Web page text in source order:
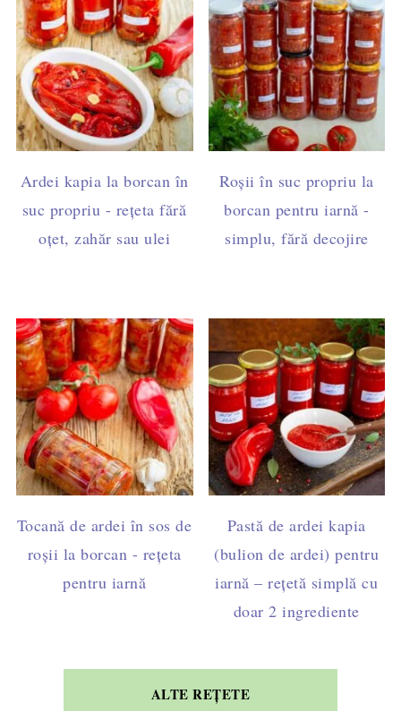
Ardei kapia la borcan în
suc propriu - rețeta fără
oțet, zahăr sau ulei
Roșii în suc propriu la
borcan pentru iarnă -
simplu, fără decojire
Tocană de ardei în sos de
roșii la borcan - rețeta
pentru iarnă
Pastă de ardei kapia
(bulion de ardei) pentru
iarnă – rețetă simplă cu
doar 2 ingrediente
ALTE REȚETE